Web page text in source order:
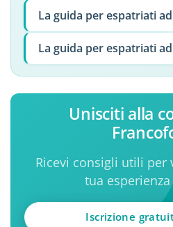
La guida per espatriati ad
La guida per espatriati
Unisciti alla
Ricevi consigli utili per
tua
Iscrizione